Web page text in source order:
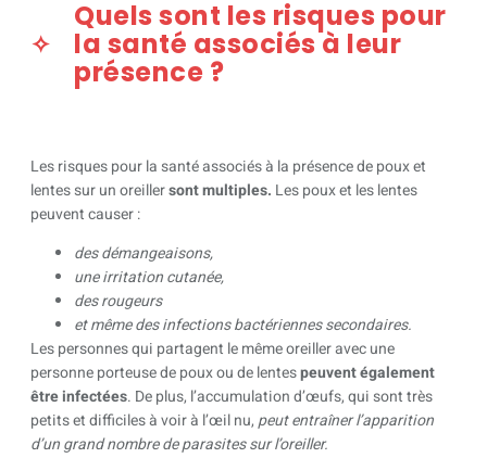
Quels sont les risques pour
la santé associés à leur
présence ?
Les risques pour la santé associés à la présence de poux et
lentes sur un oreillersont multiples. Les poux et les lentes
peuvent causer :
des démangeaisons,
une irritation cutanée,
des rougeurs
et même des infections bactériennes secondaires.
Les personnes qui partagent le même oreiller avec une
personne porteuse de poux ou de lentespeuvent également
être infectées. De plus, l’accumulation d’œufs, qui sont très
petits et difficiles à voir à l’œil nu,peut entraîner l’apparition
d’un grand nombre de parasites sur l’oreiller.